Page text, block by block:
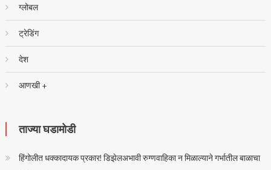
ग्लोबल
ट्रेडिंग
देश
आणखी +
ताज्या घडामोडी
हिंगोलीत धक्कादायक प्रकार! डिझेलअभावी रुग्णवाहिका न मिळाल्याने गर्भातील बाळाचा